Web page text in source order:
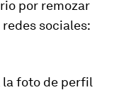
por remozar
sociales:
la foto de perfil